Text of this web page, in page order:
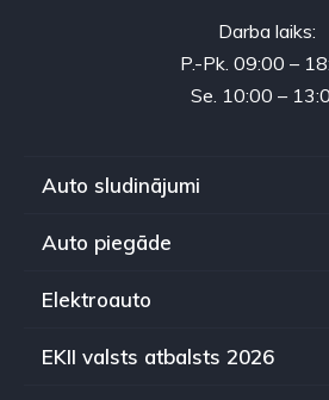
Darba laiks:
P.-Pk. 09:00 –
Se. 10:00 –
Auto sludinājumi
Auto piegāde
Elektroauto
EKII valsts atbalsts 2026